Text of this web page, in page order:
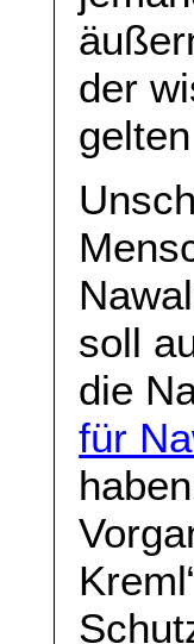
der
soll
die
für